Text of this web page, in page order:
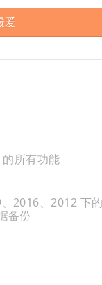
爱
所有功能
2016、2012 下
备份